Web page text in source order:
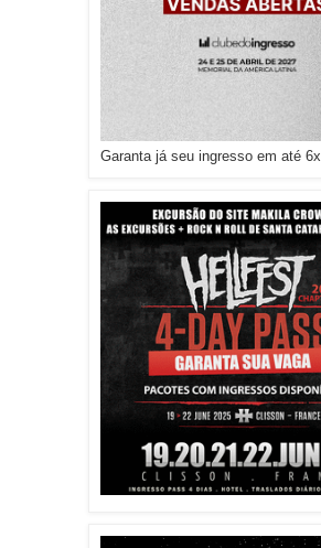
Garanta já seu ingresso em até 6x